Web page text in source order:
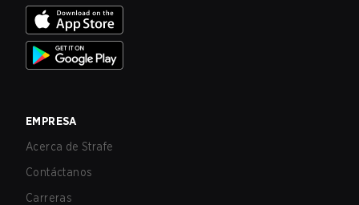
EMPRESA
Acerca de Strafe
Contáctanos
Carreras